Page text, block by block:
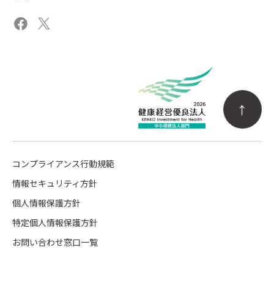
コンプライアンス行動規範
情報セキュリティ方針
個人情報保護方針
特定個人情報保護方針
お問い合わせ窓口一覧